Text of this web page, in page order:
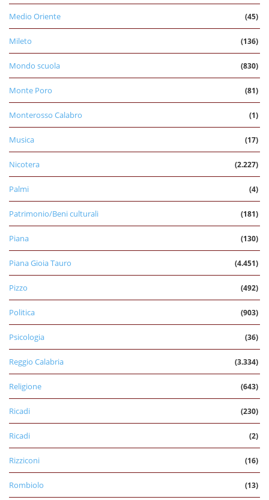
Medio Oriente (45)
Mileto (136)
Mondo scuola (830)
Monte Poro (81)
Monterosso Calabro (1)
Musica (17)
Nicotera (2.227)
Palmi (4)
Patrimonio/Beni culturali (181)
Piana (130)
Piana Gioia Tauro (4.451)
Pizzo (492)
Politica (903)
Psicologia (36)
Reggio Calabria (3.334)
Religione (643)
Ricadi (230)
Ricadi (2)
Rizziconi (16)
Rombiolo (13)